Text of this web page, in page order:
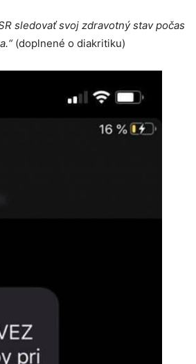
sledovať svoj zdravotný stav počas
(doplnené o diakritiku)